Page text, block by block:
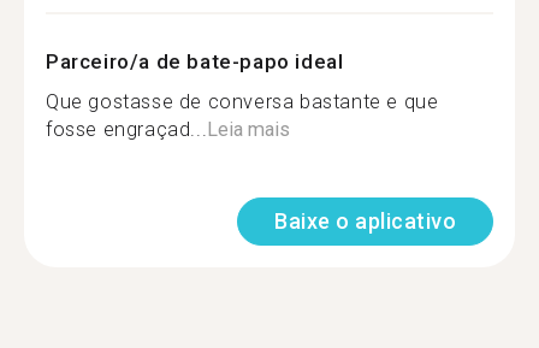
Parceiro/a de bate-papo ideal
Que gostasse de conversa bastante e que
fosse engraçad...Leia mais
Baixe o aplicativo